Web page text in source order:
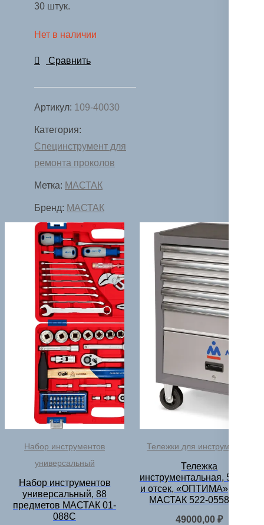
30 штук.
Нет в наличии
Сравнить
Артикул: 109-40030
Категория:
Специнструмент для
ремонта проколов
Метка: МАСТАК
Бренд: МАСТАК
Набор инструментов
универсальный
Набор инструментов
универсальный, 88
предметов МАСТАК 01-
088C
Тележки для инструментов
Тележка
инструментальная, 5 полок
и отсек, «ОПТИМА», серая
МАСТАК 522-05581MG
49000,00₽